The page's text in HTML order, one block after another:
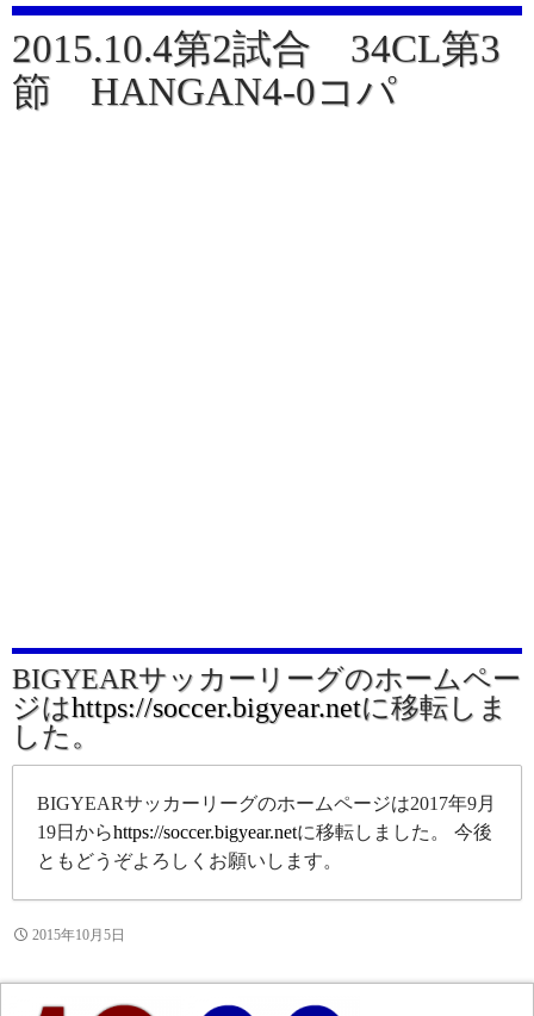
2015.10.4第2試合 34CL第3
節 HANGAN4-0コパ
BIGYEARサッカーリーグのホームペー
ジはhttps://soccer.bigyear.netに移転しま
した。
BIGYEARサッカーリーグのホームページは2017年9月
19日からhttps://soccer.bigyear.netに移転しました。 今後
ともどうぞよろしくお願いします。
2015年10月5日